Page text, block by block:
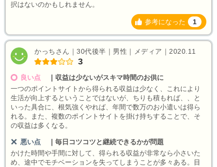
択はないのかもしれません。
参考になった 1
かっちさん｜30代後半｜男性｜メディア｜2020.11
3
良い点
収益は少ないがスキマ時間のお供に
一つのポイントサイトから得られる収益は少なく、これにより
生活が向上するということではないが、ちりも積もれば、、と
いった具合に、根気強くやれば、年間で数万のお小遣いは得ら
れる。また、複数のポイントサイトを掛け持ちすることで、そ
の収益は多くなる。
悪い点
毎日コツコツと継続できるかが問題
かけた時間や手間に対して、得られる収益が非常なら小さいた
め、途中でモチベーションを失ってしまうことが多々ある。目